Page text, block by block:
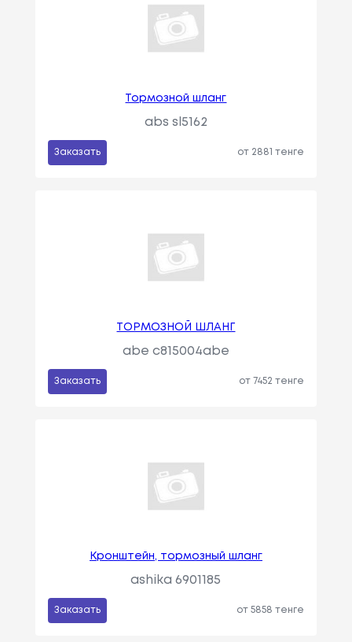
Тормозной шланг
abs sl5162
Заказать от 2881 тенге
ТОРМОЗНОЙ ШЛАНГ
abe c815004abe
Заказать от 7452 тенге
Кронштейн, тормозный шланг
ashika 6901185
Заказать от 5858 тенге